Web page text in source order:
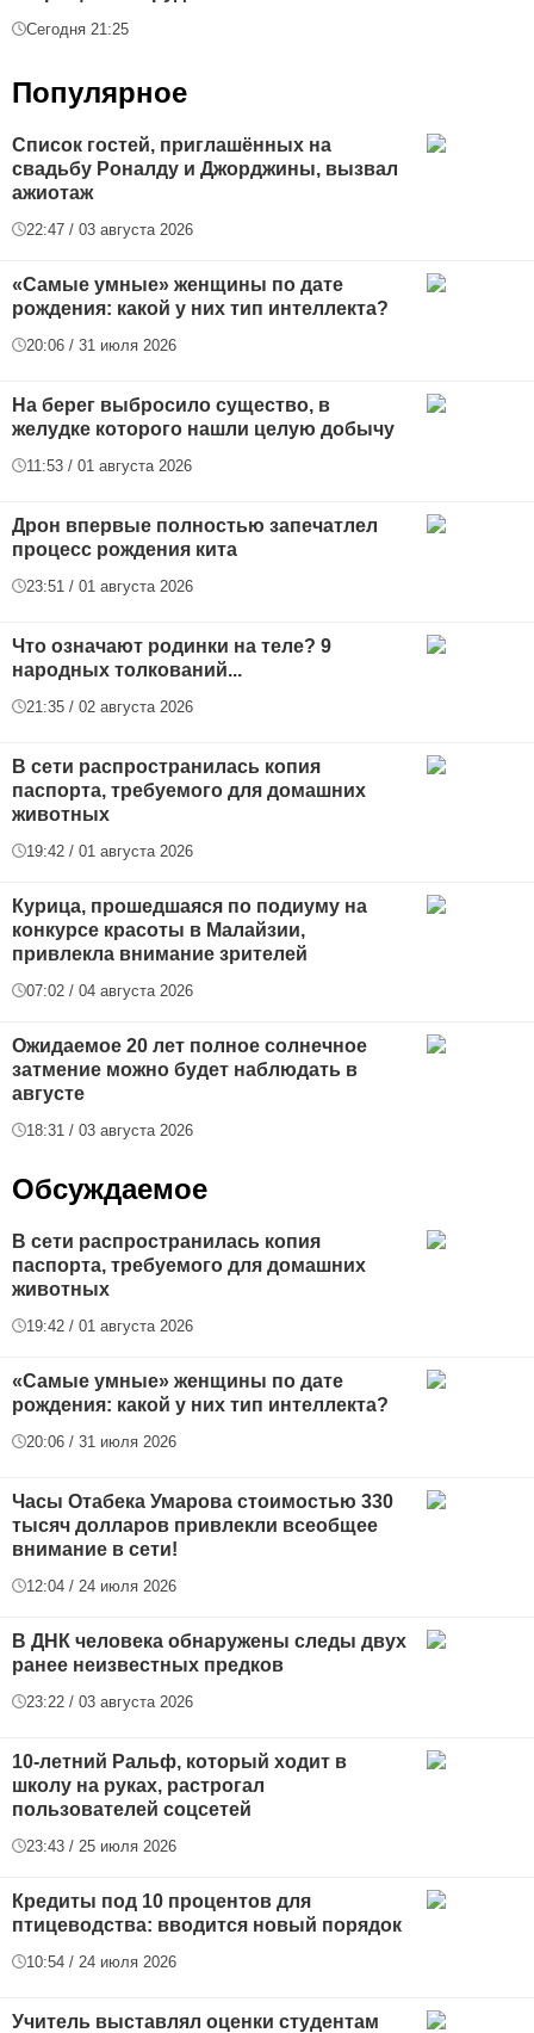
Сегодня 21:25
Популярное
Список гостей, приглашённых на
свадьбу Роналду и Джорджины, вызвал
ажиотаж
22:47 / 03 августа 2026
«Самые умные» женщины по дате
рождения: какой у них тип интеллекта?
20:06 / 31 июля 2026
На берег выбросило существо, в
желудке которого нашли целую добычу
11:53 / 01 августа 2026
Дрон впервые полностью запечатлел
процесс рождения кита
23:51 / 01 августа 2026
Что означают родинки на теле? 9
народных толкований...
21:35 / 02 августа 2026
В сети распространилась копия
паспорта, требуемого для домашних
животных
19:42 / 01 августа 2026
Курица, прошедшаяся по подиуму на
конкурсе красоты в Малайзии,
привлекла внимание зрителей
07:02 / 04 августа 2026
Ожидаемое 20 лет полное солнечное
затмение можно будет наблюдать в
августе
18:31 / 03 августа 2026
Обсуждаемое
В сети распространилась копия
паспорта, требуемого для домашних
животных
19:42 / 01 августа 2026
«Самые умные» женщины по дате
рождения: какой у них тип интеллекта?
20:06 / 31 июля 2026
Часы Отабека Умарова стоимостью 330
тысяч долларов привлекли всеобщее
внимание в сети!
12:04 / 24 июля 2026
В ДНК человека обнаружены следы двух
ранее неизвестных предков
23:22 / 03 августа 2026
10-летний Ральф, который ходит в
школу на руках, растрогал
пользователей соцсетей
23:43 / 25 июля 2026
Кредиты под 10 процентов для
птицеводства: вводится новый порядок
10:54 / 24 июля 2026
Учитель выставлял оценки студентам